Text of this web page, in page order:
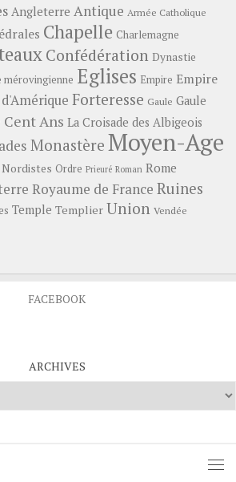
Angleterre Antique Armée Catholique
Chapelle Charlemagne
Confédération Dynastie
mérovingienne Eglises Empire Empire
Forteresse Gaule Gaule
Cent Ans La Croisade des Albigeois
Monastère Moyen-Age
Nordistes Ordre Prieuré Roman Rome
Royaume de France Ruines
Temple Templier Union Vendée
FACEBOOK
ARCHIVES